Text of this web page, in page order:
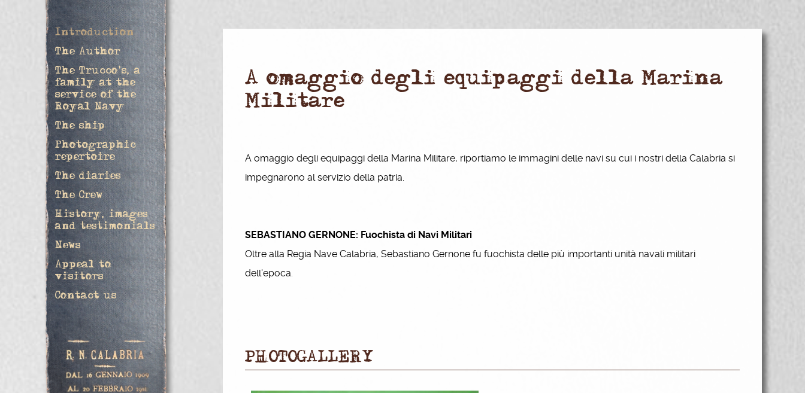
Introduction
The Author
The Trucco's, a
family at the
service of the
Royal Navy
The ship
Photographic
repertoire
The diaries
The Crew
History, images
and testimonials
News
Appeal to
visitors
Contact us
A omaggio degli equipaggi della Marina
Militare
A omaggio degli equipaggi della Marina Militare, riportiamo le immagini delle navi su cui i nostri della Calabria si
impegnarono al servizio della patria.
SEBASTIANO GERNONE: Fuochista di Navi Militari
Oltre alla Regia Nave Calabria, Sebastiano Gernone fu fuochista delle più importanti unità navali militari
dell'epoca.
PHOTOGALLERY